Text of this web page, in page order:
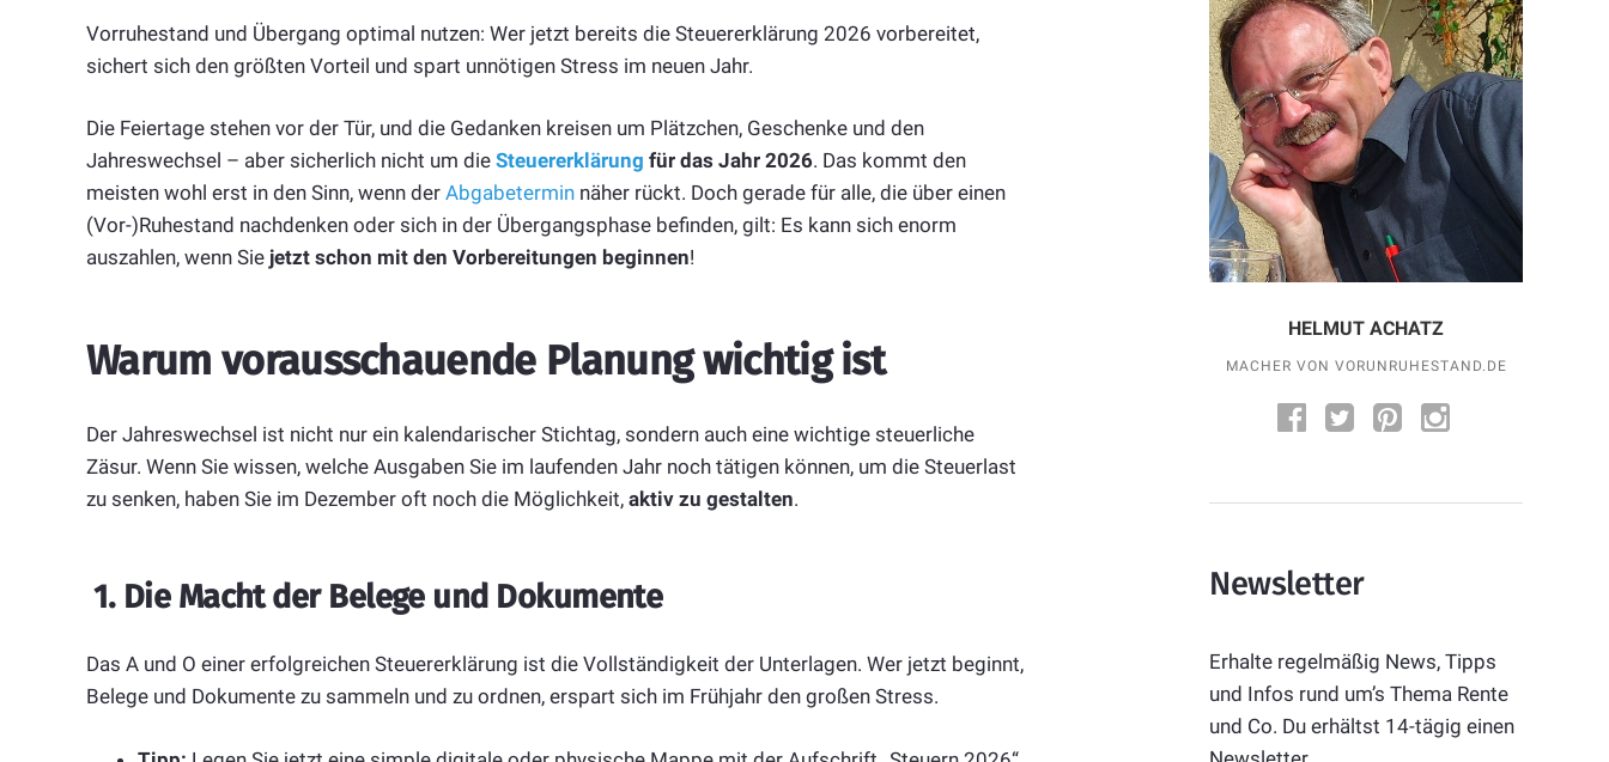
Vorruhestand und Übergang optimal nutzen: Wer jetzt bereits die Steuererklärung 2026 vorbereitet,
sichert sich den größten Vorteil und spart unnötigen Stress im neuen Jahr.
Die Feiertage stehen vor der Tür, und die Gedanken kreisen um Plätzchen, Geschenke und den
Jahreswechsel – aber sicherlich nicht um die Steuererklärung für das Jahr 2026. Das kommt den
meisten wohl erst in den Sinn, wenn der Abgabetermin näher rückt. Doch gerade für alle, die über einen
(Vor-)Ruhestand nachdenken oder sich in der Übergangsphase befinden, gilt: Es kann sich enorm
auszahlen, wenn Sie jetzt schon mit den Vorbereitungen beginnen!
Warum vorausschauende Planung wichtig ist
Der Jahreswechsel ist nicht nur ein kalendarischer Stichtag, sondern auch eine wichtige steuerliche
Zäsur. Wenn Sie wissen, welche Ausgaben Sie im laufenden Jahr noch tätigen können, um die Steuerlast
zu senken, haben Sie im Dezember oft noch die Möglichkeit, aktiv zu gestalten.
1. Die Macht der Belege und Dokumente
Das A und O einer erfolgreichen Steuererklärung ist die Vollständigkeit der Unterlagen. Wer jetzt beginnt,
Belege und Dokumente zu sammeln und zu ordnen, erspart sich im Frühjahr den großen Stress.
HELMUT ACHATZ
MACHER VON VORUNRUHESTAND.DE
Newsletter
Erhalte regelmäßig News, Tipps
und Infos rund um’s Thema Rente
und Co. Du erhältst 14-tägig einen